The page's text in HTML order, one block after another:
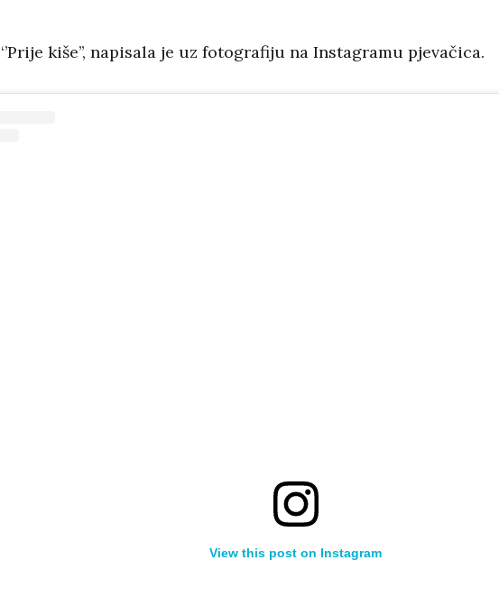
‘’Prije kiše’’, napisala je uz fotografiju na Instagramu pjevačica.
View this post on Instagram